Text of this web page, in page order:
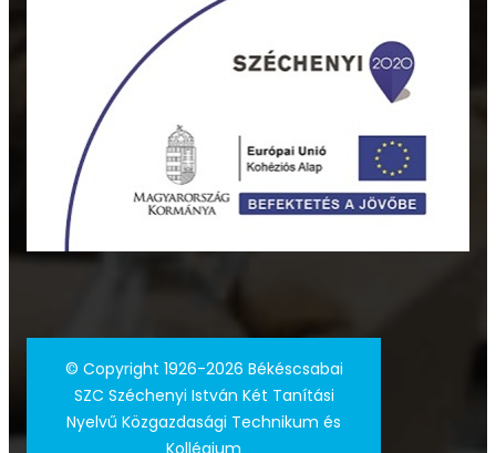
© Copyright 1926-2026 Békéscsabai
SZC Széchenyi István Két Tanítási
Nyelvű Közgazdasági Technikum és
Kollégium